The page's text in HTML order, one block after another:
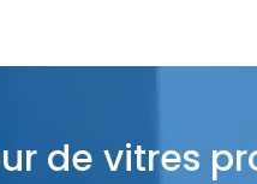
de vitres